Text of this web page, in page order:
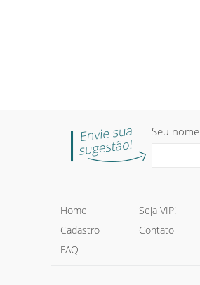
Seu nome
Home Seja VIP!
Cadastro Contato
FAQ